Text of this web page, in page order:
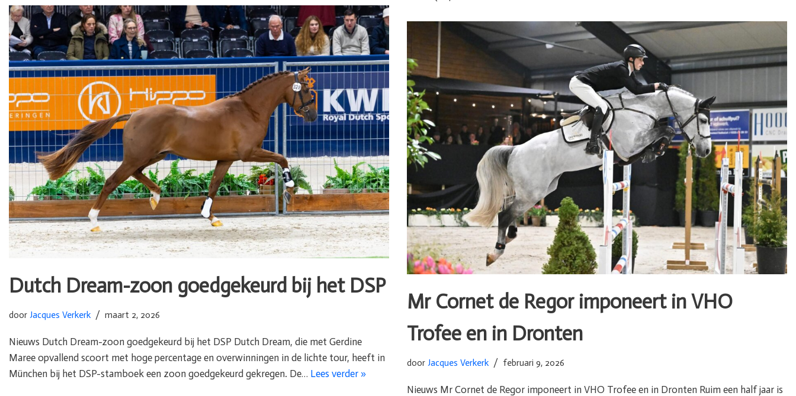
Dutch Dream-zoon goedgekeurd bij het DSP
door Jacques Verkerk maart 2, 2026
Nieuws Dutch Dream-zoon goedgekeurd bij het DSP Dutch Dream, die met Gerdine
Maree opvallend scoort met hoge percentage en overwinningen in de lichte tour, heeft in
München bij het DSP-stamboek een zoon goedgekeurd gekregen. De… Lees verder »
Mr Cornet de Regor imponeert in VHO
Trofee en in Dronten
door Jacques Verkerk februari 9, 2026
Nieuws Mr Cornet de Regor imponeert in VHO Trofee en in Dronten Ruim een half jaar is